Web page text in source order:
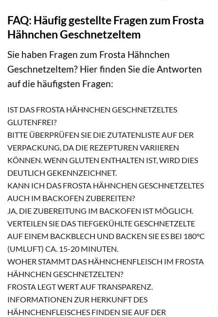
FAQ: Häufig gestellte Fragen zum Frosta
Hähnchen Geschnetzeltem
Sie haben Fragen zum Frosta Hähnchen
Geschnetzeltem? Hier finden Sie die Antworten
auf die häufigsten Fragen:
IST DAS FROSTA HÄHNCHEN GESCHNETZELTES
GLUTENFREI?
BITTE ÜBERPRÜFEN SIE DIE ZUTATENLISTE AUF DER
VERPACKUNG, DA DIE REZEPTUREN VARIIEREN
KÖNNEN. WENN GLUTEN ENTHALTEN IST, WIRD DIES
DEUTLICH GEKENNZEICHNET.
KANN ICH DAS FROSTA HÄHNCHEN GESCHNETZELTES
AUCH IM BACKOFEN ZUBEREITEN?
JA, DIE ZUBEREITUNG IM BACKOFEN IST MÖGLICH.
VERTEILEN SIE DAS TIEFGEKÜHLTE GESCHNETZELTE
AUF EINEM BACKBLECH UND BACKEN SIE ES BEI 180°C
(UMLUFT) CA. 15-20 MINUTEN.
WOHER STAMMT DAS HÄHNCHENFLEISCH IM FROSTA
HÄHNCHEN GESCHNETZELTEN?
FROSTA LEGT WERT AUF TRANSPARENZ.
INFORMATIONEN ZUR HERKUNFT DES
HÄHNCHENFLEISCHES FINDEN SIE AUF DER